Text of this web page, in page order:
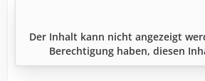
Der Inhalt kann nicht angezeigt
Berechtigung haben, diesen